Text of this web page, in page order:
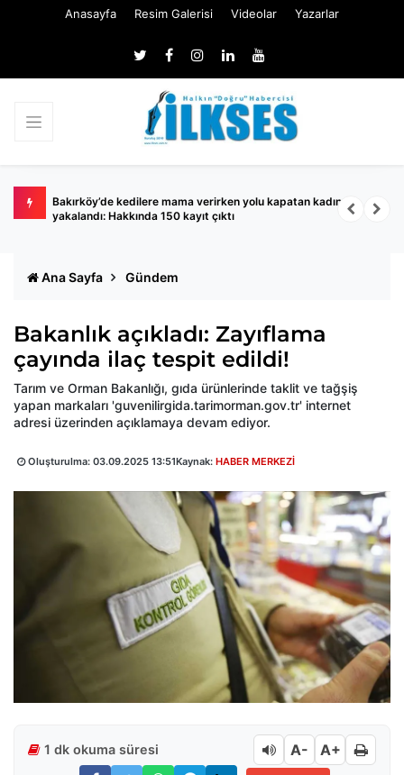
Anasayfa Resim Galerisi Videolar Yazarlar
Bakırköy’de kedilere mama verirken yolu kapatan kadın
yakalandı: Hakkında 150 kayıt çıktı
Ana Sayfa Gündem
Bakanlık açıkladı: Zayıflama
çayında ilaç tespit edildi!
Tarım ve Orman Bakanlığı, gıda ürünlerinde taklit ve tağşiş
yapan markaları 'guvenilirgida.tarimorman.gov.tr' internet
adresi üzerinden açıklamaya devam ediyor.
Oluşturulma: 03.09.2025 13:51Kaynak: HABER MERKEZİ
1 dk okuma süresi A- A+